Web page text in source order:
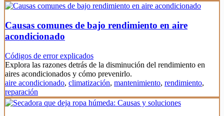
Causas comunes de bajo rendimiento en aire
acondicionado
Códigos de error explicados
Explora las razones detrás de la disminución del rendimiento en
aires acondicionados y cómo prevenirlo.
aire acondicionado, climatización, mantenimiento, rendimiento,
reparación